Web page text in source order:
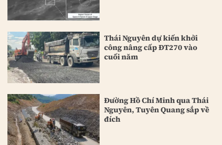
Thái Nguyên dự kiến khởi
công nâng cấp ĐT270 vào
cuối năm
Đường Hồ Chí Minh qua Thái
Nguyên, Tuyên Quang sắp về
đích